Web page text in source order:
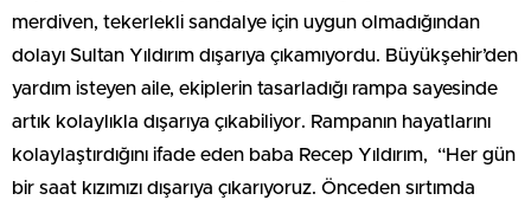
merdiven, tekerlekli sandalye için uygun olmadığından
dolayı Sultan Yıldırım dışarıya çıkamıyordu. Büyükşehir’den
yardım isteyen aile, ekiplerin tasarladığı rampa sayesinde
artık kolaylıkla dışarıya çıkabiliyor. Rampanın hayatlarını
kolaylaştırdığını ifade eden baba Recep Yıldırım, “Her gün
bir saat kızımızı dışarıya çıkarıyoruz. Önceden sırtımda